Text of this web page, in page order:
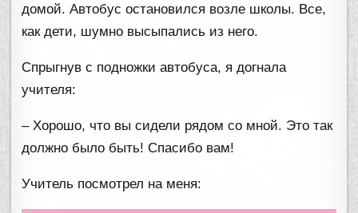
домой. Автобус остановился возле школы. Все,
как дети, шумно высыпались из него.
Спрыгнув с подножки автобуса, я догнала
учителя:
– Хорошо, что вы сидели рядом со мной. Это так
должно было быть! Спасибо вам!
Учитель посмотрел на меня: